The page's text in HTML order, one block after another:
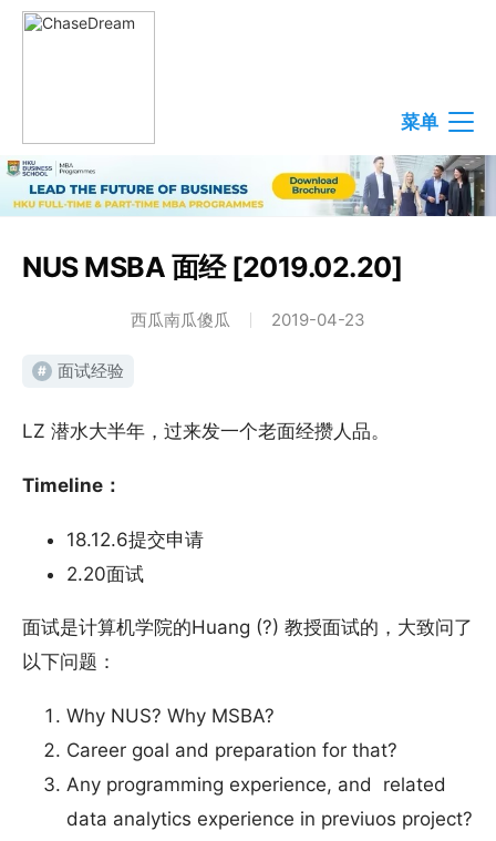
菜单
NUS MSBA 面经 [2019.02.20]
西瓜南瓜傻瓜 2019-04-23
# 面试经验
LZ 潜水大半年，过来发一个老面经攒人品。
Timeline：
18.12.6提交申请
2.20面试
面试是计算机学院的Huang (?) 教授面试的，大致问了
以下问题：
Why NUS? Why MSBA?
Career goal and preparation for that?
Any programming experience, and related
data analytics experience in previuos project?